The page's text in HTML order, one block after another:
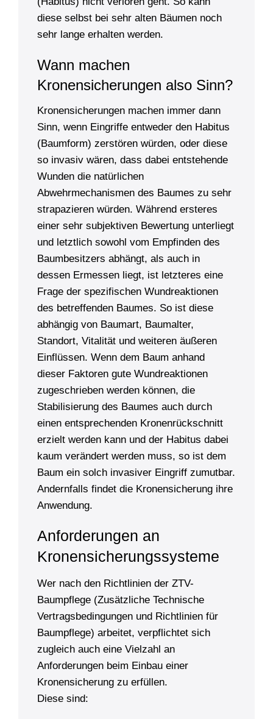
diese selbst bei sehr alten Bäumen noch
sehr lange erhalten werden.
Wann machen
Kronensicherungen also Sinn?
Kronensicherungen machen immer dann
Sinn, wenn Eingriffe entweder den Habitus
(Baumform) zerstören würden, oder diese
so invasiv wären, dass dabei entstehende
Wunden die natürlichen
Abwehrmechanismen des Baumes zu sehr
strapazieren würden. Während ersteres
einer sehr subjektiven Bewertung unterliegt
und letztlich sowohl vom Empfinden des
Baumbesitzers abhängt, als auch in
dessen Ermessen liegt, ist letzteres eine
Frage der spezifischen Wundreaktionen
des betreffenden Baumes. So ist diese
abhängig von Baumart, Baumalter,
Standort, Vitalität und weiteren äußeren
Einflüssen. Wenn dem Baum anhand
dieser Faktoren gute Wundreaktionen
zugeschrieben werden können, die
Stabilisierung des Baumes auch durch
einen entsprechenden Kronenrückschnitt
erzielt werden kann und der Habitus dabei
kaum verändert werden muss, so ist dem
Baum ein solch invasiver Eingriff zumutbar.
Andernfalls findet die Kronensicherung ihre
Anwendung.
Anforderungen an
Kronensicherungs­systeme
Wer nach den Richtlinien der ZTV-
Baumpflege (Zusätzliche Technische
Vertragsbedingungen und Richtlinien für
Baumpflege) arbeitet, verpflichtet sich
zugleich auch eine Vielzahl an
Anforderungen beim Einbau einer
Kronensicherung zu erfüllen.
Diese sind: